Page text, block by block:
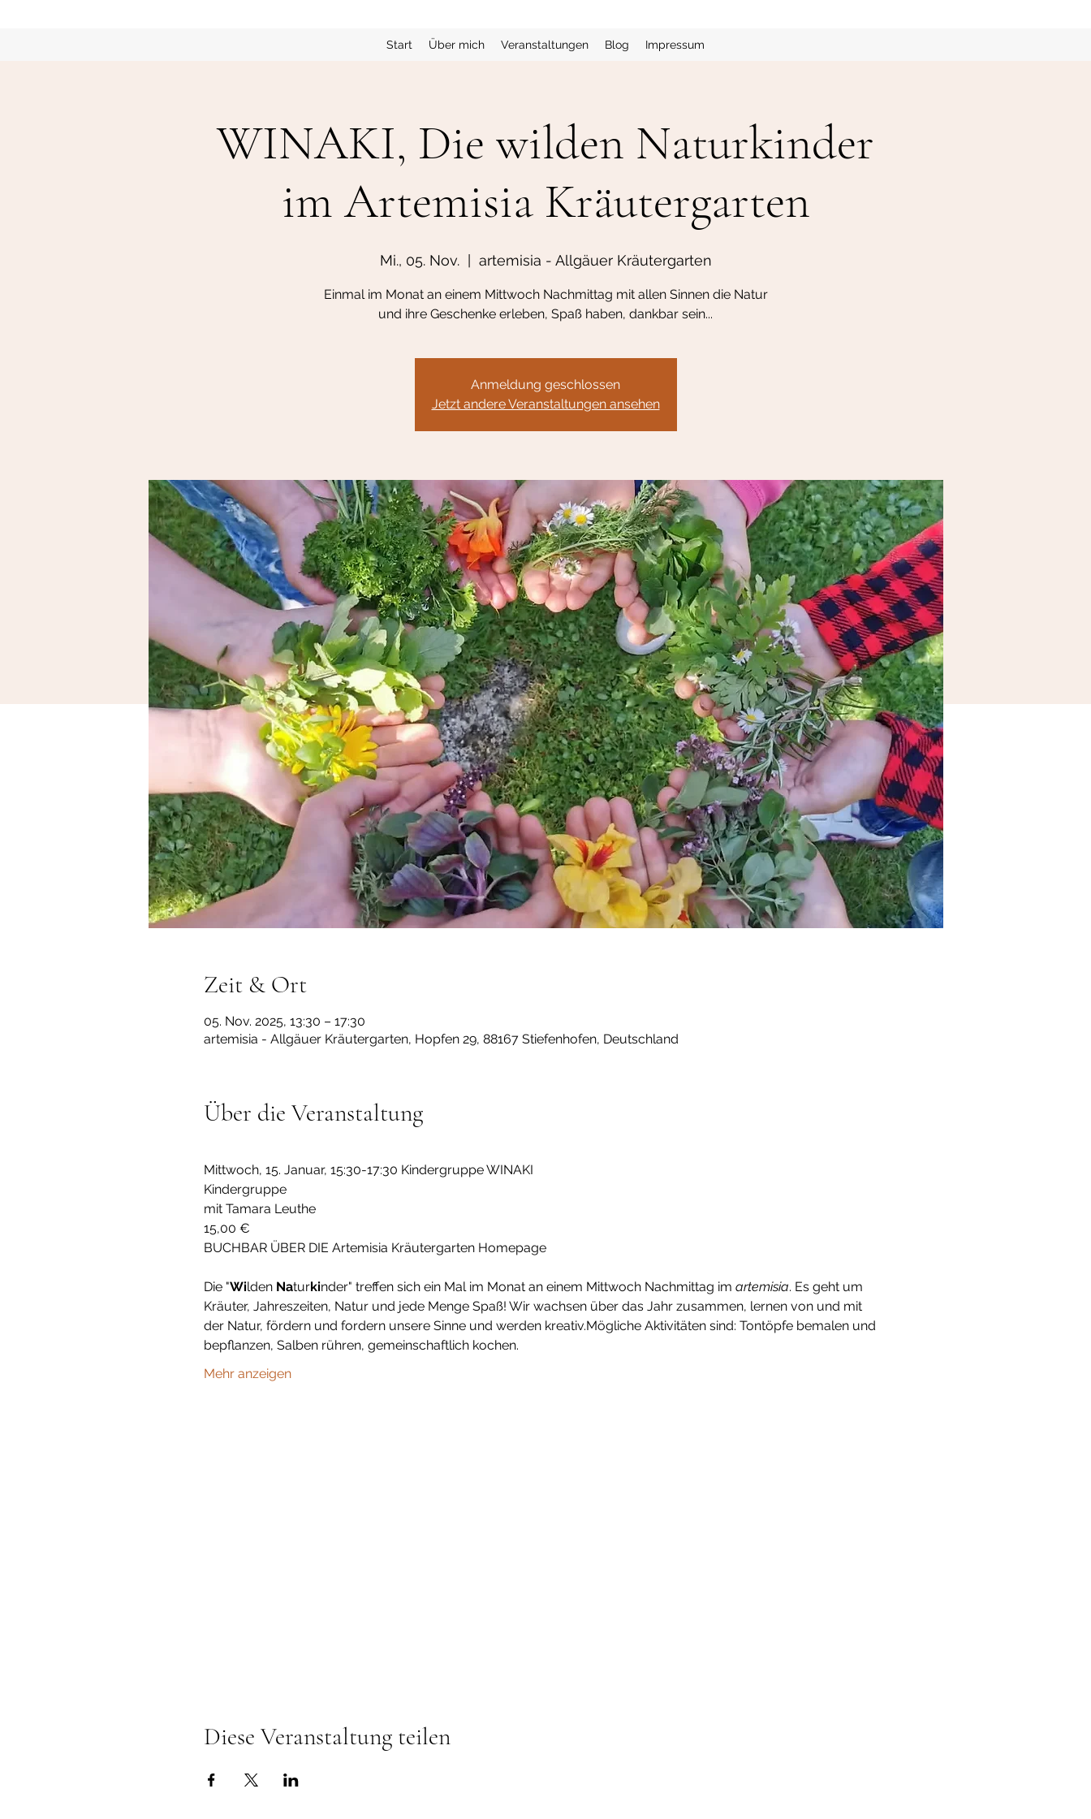
Start Über mich Veranstaltungen Blog Impressum
WINAKI, Die wilden Naturkinder
im Artemisia Kräutergarten
Mi., 05. Nov.
  |
artemisia - Allgäuer Kräutergarten
Einmal im Monat an einem Mittwoch Nachmittag mit allen Sinnen die Natur
und ihre Geschenke erleben, Spaß haben, dankbar sein...
Anmeldung geschlossen
Jetzt andere Veranstaltungen ansehen
Zeit & Ort
05. Nov. 2025, 13:30 – 17:30
artemisia - Allgäuer Kräutergarten, Hopfen 29, 88167 Stiefenhofen, Deutschland
Über die Veranstaltung
Mittwoch, 15. Januar, 15:30-17:30 Kindergruppe WINAKI
Kindergruppe
mit Tamara Leuthe
15,00 €
BUCHBAR ÜBER DIE Artemisia Kräutergarten Homepage
Die "Wilden Naturkinder" treffen sich ein Mal im Monat an einem Mittwoch Nachmittag im artemisia. Es geht um
Kräuter, Jahreszeiten, Natur und jede Menge Spaß! Wir wachsen über das Jahr zusammen, lernen von und mit
der Natur, fördern und fordern unsere Sinne und werden kreativ.Mögliche Aktivitäten sind: Tontöpfe bemalen und
bepflanzen, Salben rühren, gemeinschaftlich kochen.
Mehr anzeigen
Diese Veranstaltung teilen